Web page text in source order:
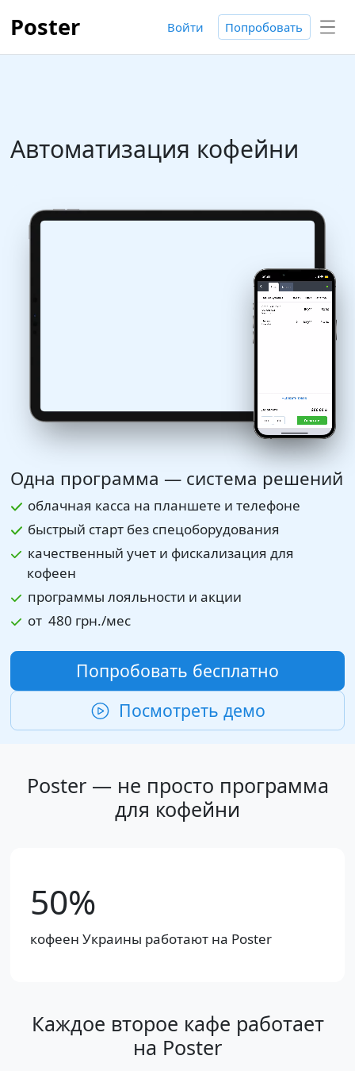
Poster Войти Попробовать
Автоматизация кофейни
Одна программа — система решений
облачная касса на планшете и телефоне
быстрый старт без спецоборудования
качественный учет и фискализация для
кофеен
программы лояльности и акции
от 480 грн./мес
Попробовать бесплатно
Посмотреть демо
Poster — не просто программа
для кофейни
50%
кофеен Украины работают на Poster
Каждое второе кафе работает
на Poster